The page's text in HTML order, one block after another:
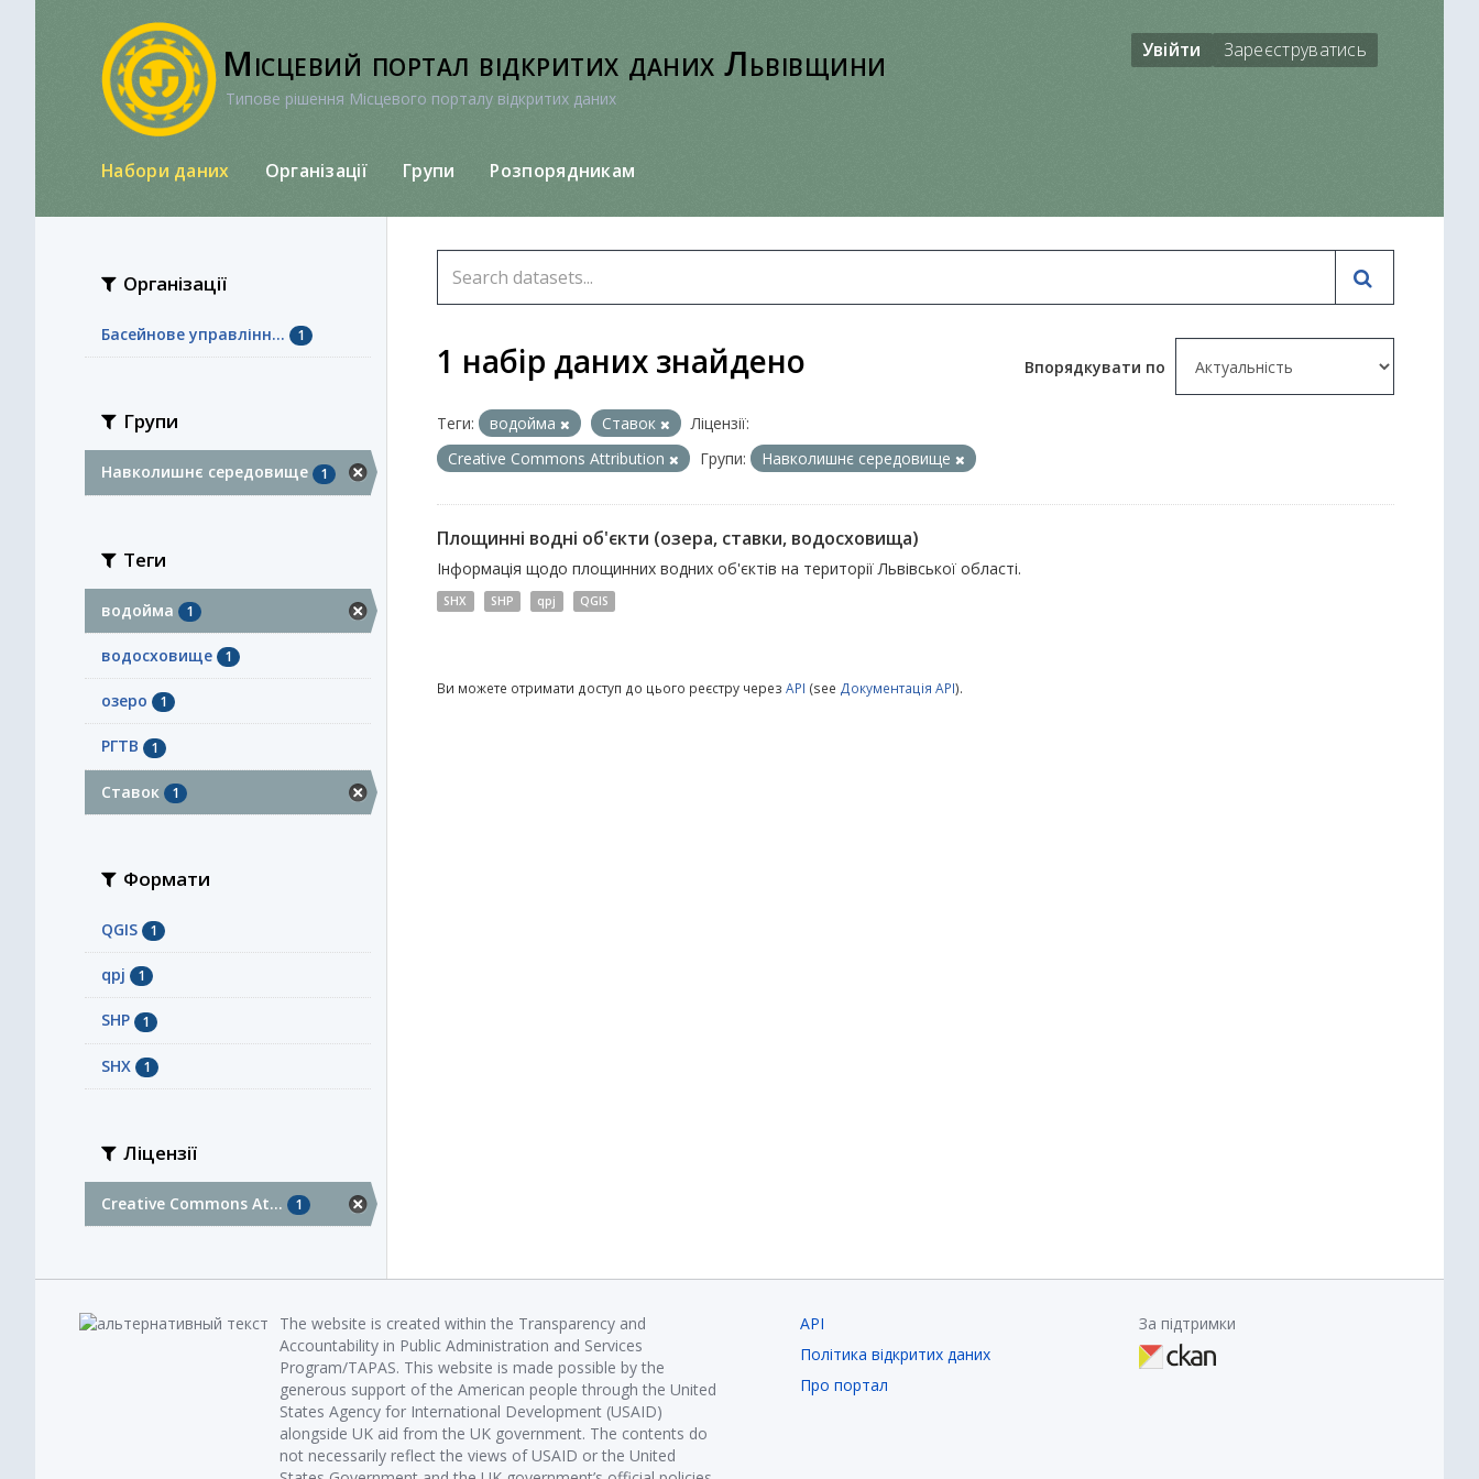
Місцевий портал відкритих даних Львівщини
Типове рішення Місцевого порталу відкритих даних
Увійти Зареєструватись
Набори даних Організації Групи Розпорядникам
Організації
Басейнове управлінн... 1
Групи
Навколишнє середовище 1
Теги
водойма 1
водосховище 1
озеро 1
РГТВ 1
Ставок 1
Формати
QGIS 1
qpj 1
SHP 1
SHX 1
Ліцензії
Creative Commons At... 1
Впорядкувати по
1 набір даних знайдено
Теги: водойма Ставок
Ліцензії:
Creative Commons Attribution
Групи: Навколишнє середовище
Площинні водні об'єкти (озера, ставки, водосховища)
Інформація щодо площинних водних об'єктів на території Львівської області.
SHX SHP qpj QGIS
Ви можете отримати доступ до цього реєстру через API (see Документація API).
The website is created within the Transparency and
Accountability in Public Administration and Services
Program/TAPAS. This website is made possible by the
generous support of the American people through the United
States Agency for International Development (USAID)
alongside UK aid from the UK government. The contents do
not necessarily reflect the views of USAID or the United
API
Політика відкритих даних
Про портал
За підтримки